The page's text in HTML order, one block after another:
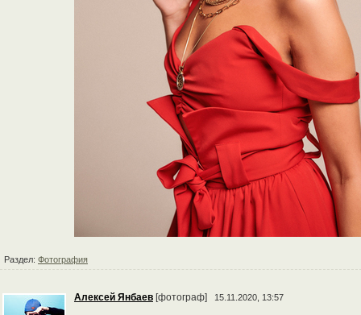
Раздел: Фотография
Алексей Янбаев [фотограф] 15.11.2020, 13:57